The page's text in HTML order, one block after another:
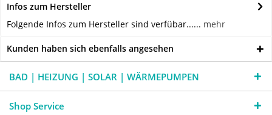
Infos zum Hersteller
Folgende Infos zum Hersteller sind verfübar...... mehr
Kunden haben sich ebenfalls angesehen
BAD | HEIZUNG | SOLAR | WÄRMEPUMPEN
Shop Service